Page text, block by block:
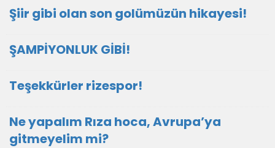
Şiir gibi olan son golümüzün hikayesi!
ŞAMPİYONLUK GİBİ!
Teşekkürler rizespor!
Ne yapalım Rıza hoca, Avrupa’ya
gitmeyelim mi?